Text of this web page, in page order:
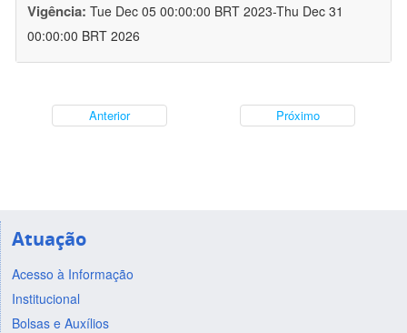
Vigência: Tue Dec 05 00:00:00 BRT 2023-Thu Dec 31
00:00:00 BRT 2026
Anterior Próximo
Atuação
Acesso à Informação
Institucional
Bolsas e Auxílios